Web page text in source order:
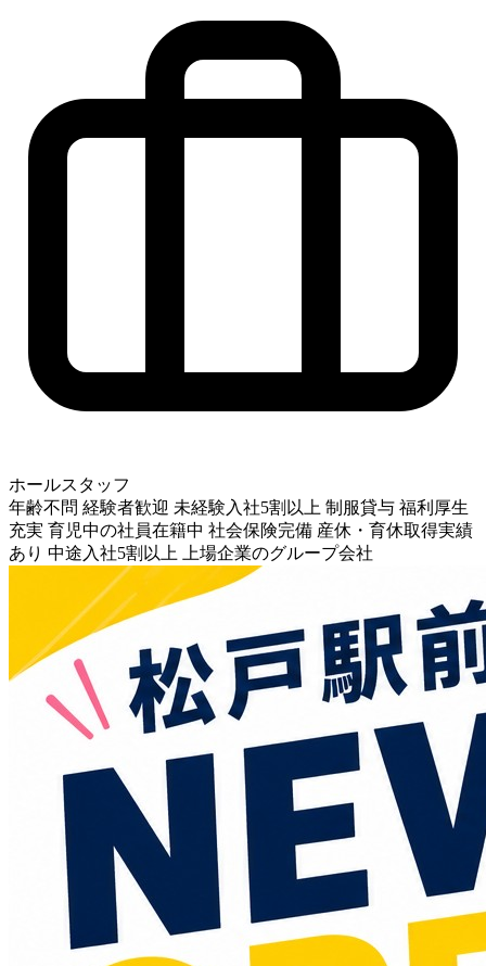
ホールスタッフ
年齢不問 経験者歓迎 未経験入社5割以上 制服貸与 福利厚生
充実 育児中の社員在籍中 社会保険完備 産休・育休取得実績
あり 中途入社5割以上 上場企業のグループ会社